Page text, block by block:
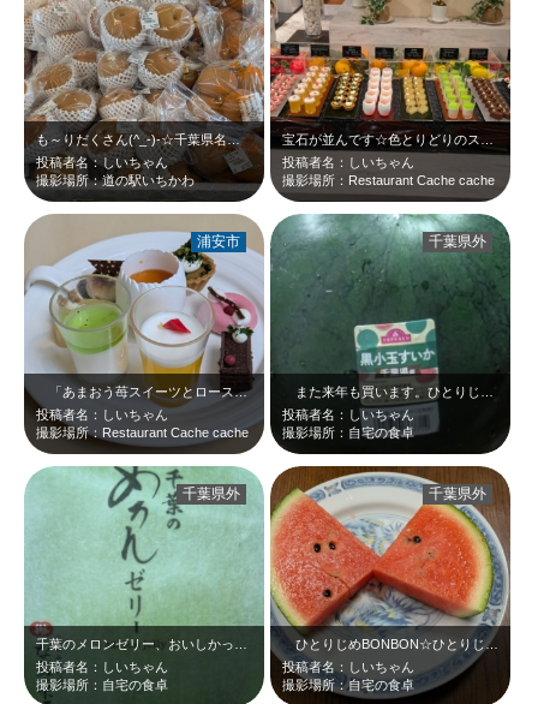
も～りだくさん(^_-)-☆千葉県名物の梨☆
投稿者名：しいちゃん
撮影場所：道の駅いちかわ
投稿者名：しいちゃん
撮影場所：Restaurant Cache cache
「あまおう苺スイーツとローストビーフ、海の幸ご褒美ビュッフェ」に行ってきまし…
投稿者名：しいちゃん
撮影場所：Restaurant Cache cache
浦安市
投稿者名：しいちゃん
撮影場所：自宅の食卓
千葉県外
投稿者名：しいちゃん
撮影場所：自宅の食卓
千葉県外
ひとりじめBONBON☆ひとりじめはさすがにできませんが、分け合って食べるの…
投稿者名：しいちゃん
撮影場所：自宅の食卓
千葉県外